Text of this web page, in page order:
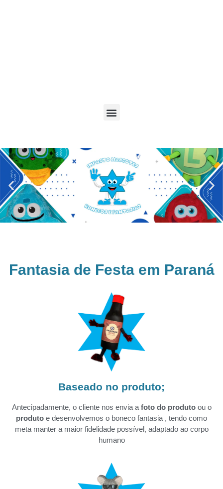
Fantasia de Festa em Paraná
Baseado no produto;
Antecipadamente, o cliente nos envia a foto do produtoou o
produto e desenvolvemos o boneco fantasia , tendo como
meta manter a maior fidelidade possível, adaptado ao corpo
humano